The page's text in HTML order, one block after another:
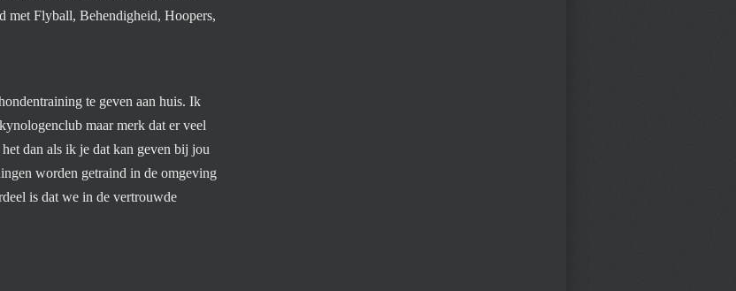
met Flyball, Behendigheid, Hoopers,
te geven aan huis. Ik
maar merk dat er veel
dan als ik je dat kan geven bij jou
worden getraind in de omgeving
is dat we in de vertrouwde